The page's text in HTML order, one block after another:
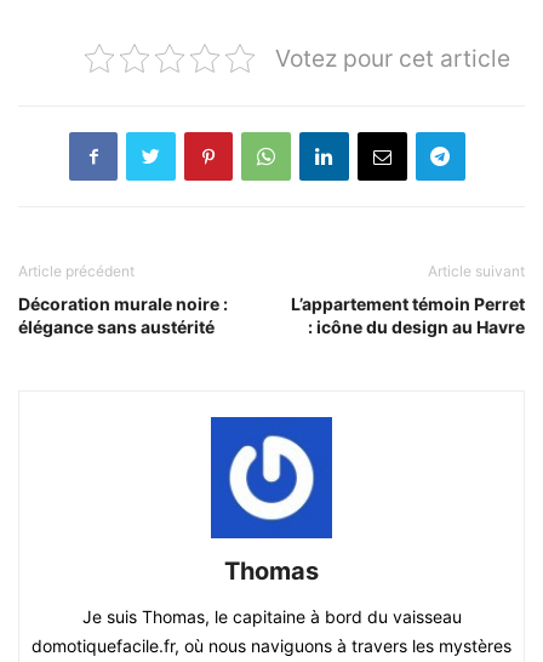
Votez pour cet article
Article précédent
Décoration murale noire :
élégance sans austérité
Article suivant
L’appartement témoin Perret
: icône du design au Havre
Thomas
Je suis Thomas, le capitaine à bord du vaisseau
domotiquefacile.fr, où nous naviguons à travers les mystères